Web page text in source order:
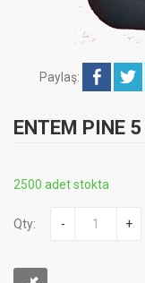
Paylaş:
ENTEM PINE
2500 adet stokta
Qty: - +